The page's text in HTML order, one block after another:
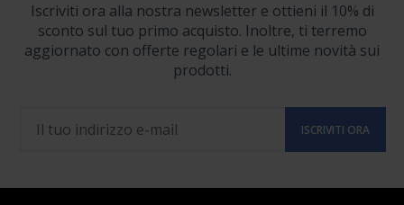
Iscriviti ora alla nostra newsletter e ottieni il 10% di
sconto sul tuo primo acquisto. Inoltre, ti terremo
aggiornato con offerte regolari e le ultime novità sui
prodotti.